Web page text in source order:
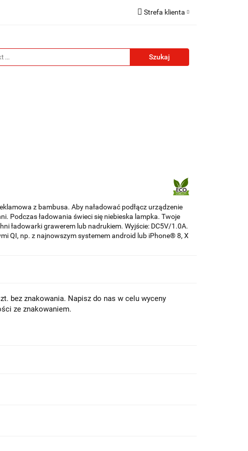
Strefa klienta
Zarejestruj się
Formularz kontaktowy
z bambusa. Aby naładować podłącz urządzenie
Podczas ładowania świeci się niebieska lampka. Twoje
ładowarki grawerem lub nadrukiem. Wyjście: DC5V/1.0A.
QI, np. z najnowszym systemem android lub iPhone® 8, X
bez znakowania. Napisz do nas w celu wyceny
ze znakowaniem.